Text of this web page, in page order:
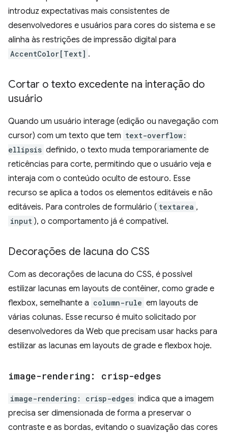
introduz expectativas mais consistentes de
desenvolvedores e usuários para cores do sistema e se
alinha às restrições de impressão digital para
AccentColor[Text] .
Cortar o texto excedente na interação do
usuário
Quando um usuário interage (edição ou navegação com
cursor) com um texto que tem text-overflow:
ellipsis definido, o texto muda temporariamente de
reticências para corte, permitindo que o usuário veja e
interaja com o conteúdo oculto de estouro. Esse
recurso se aplica a todos os elementos editáveis e não
editáveis. Para controles de formulário ( textarea ,
input ), o comportamento já é compatível.
Decorações de lacuna do CSS
Com as decorações de lacuna do CSS, é possível
estilizar lacunas em layouts de contêiner, como grade e
flexbox, semelhante a column-rule em layouts de
várias colunas. Esse recurso é muito solicitado por
desenvolvedores da Web que precisam usar hacks para
estilizar as lacunas em layouts de grade e flexbox hoje.
image-rendering: crisp-edges
image-rendering: crisp-edges indica que a imagem
precisa ser dimensionada de forma a preservar o
contraste e as bordas, evitando o suavização das cores